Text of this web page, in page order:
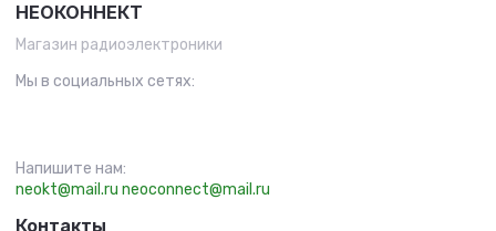
НЕОКОННЕКТ
Магазин радиоэлектроники
Мы в социальных сетях:
Напишите нам:
neokt@mail.ru neoconnect@mail.ru
Контакты